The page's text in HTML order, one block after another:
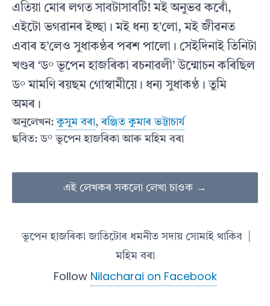
এতিয়া মোৰ লগত সাবটাসাবটি! মই অনুভৱ কৰোঁ,
এইটো ভগৱানৰ ইচ্ছা। মই ধন্য হ’লো, মই জীৱনত
এবাৰ হ’লেও সুধাকণ্ঠৰ পৰশ পালো। সেইদিনাই তিনিটা
খণ্ডৰ ‘ড° ভূপেন হাজৰিকা ৰচনাৱলী’ উন্মোচন কৰিছিল
ড° মামণি ৰয়ছম গোস্বামীয়ে। ধন্য সুধাকণ্ঠ। তুমি
অমৰ।
অনুলেখন:কুসুম বৰা,ৰঞ্জিত কুমাৰ ভট্টাচাৰ্য
ছবিত: ড° ভূপেন হাজৰিকা আৰু মহিম বৰা
এই লেখকৰ সকলো লেখা চাওক →
ভূপেন হাজৰিকা জাতিটোৰ ধমনীত সদায় সোমাই থাকিব
মহিম বৰা
Follow Nilacharai on Facebook